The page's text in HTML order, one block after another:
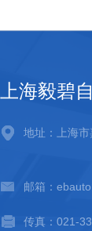
上海毅碧
地址：上海
邮箱：
传真：021-